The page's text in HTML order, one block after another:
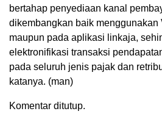
bertahap penyediaan kanal
dikembangkan baik menggunakan
maupun pada aplikasi linkaja,
elektronifikasi transaksi
pada seluruh jenis pajak dan
katanya. (man)
Komentar ditutup.